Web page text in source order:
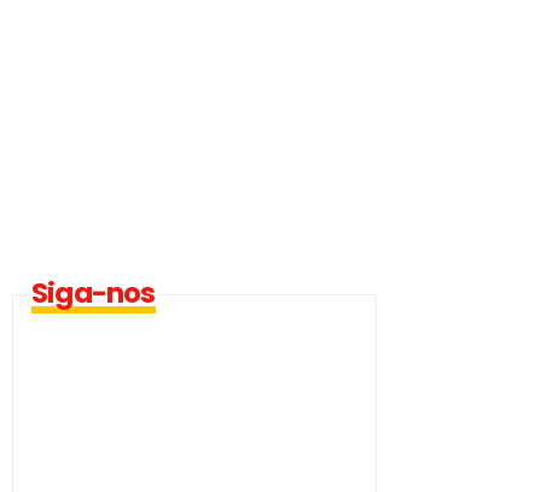
Siga-nos